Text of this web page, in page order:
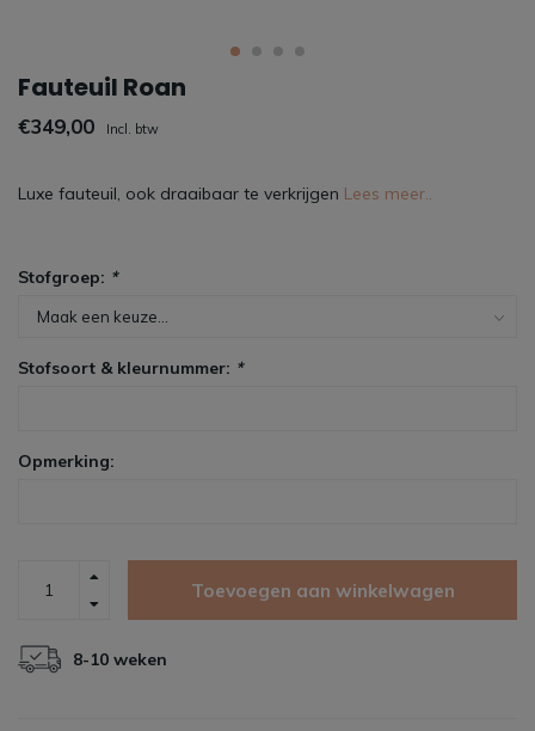
Fauteuil Roan
€349,00 Incl. btw
Luxe fauteuil, ook draaibaar te verkrijgen Lees meer..
Stofgroep: *
Stofsoort & kleurnummer: *
Opmerking:
Toevoegen aan winkelwagen
8-10 weken